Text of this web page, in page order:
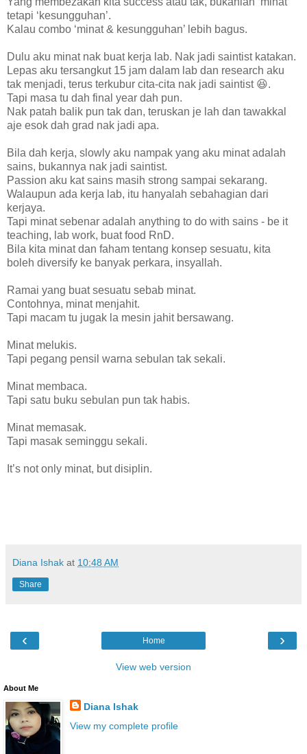
tetapi ‘kesungguhan’.
Kalau combo ‘minat & kesungguhan’ lebih bagus.
Dulu aku minat nak buat kerja lab. Nak jadi saintist katakan.
Lepas aku tersangkut 15 jam dalam lab dan research aku
tak menjadi, terus terkubur cita-cita nak jadi saintist 😆.
Tapi masa tu dah final year dah pun.
Nak patah balik pun tak dan, teruskan je lah dan tawakkal
aje esok dah grad nak jadi apa.
Bila dah kerja, slowly aku nampak yang aku minat adalah
sains, bukannya nak jadi saintist.
Passion aku kat sains masih strong sampai sekarang.
Walaupun ada kerja lab, itu hanyalah sebahagian dari
kerjaya.
Tapi minat sebenar adalah anything to do with sains - be it
teaching, lab work, buat food RnD.
Bila kita minat dan faham tentang konsep sesuatu, kita
boleh diversify ke banyak perkara, insyallah.
Ramai yang buat sesuatu sebab minat.
Contohnya, minat menjahit.
Tapi macam tu jugak la mesin jahit bersawang.
Minat melukis.
Tapi pegang pensil warna sebulan tak sekali.
Minat membaca.
Tapi satu buku sebulan pun tak habis.
Minat memasak.
Tapi masak seminggu sekali.
It’s not only minat, but disiplin.
Diana Ishak at 10:48 AM
Share
‹ ›
Home
View web version
About Me
Diana Ishak
View my complete profile